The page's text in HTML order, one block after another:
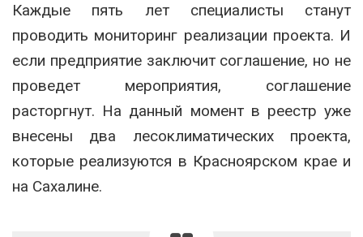
Каждые пять лет специалисты станут
проводить мониторинг реализации проекта. И
если предприятие заключит соглашение, но не
проведет мероприятия, соглашение
расторгнут. На данный момент в реестр уже
внесены два лесоклиматических проекта,
которые реализуются в Красноярском крае и
на Сахалине.